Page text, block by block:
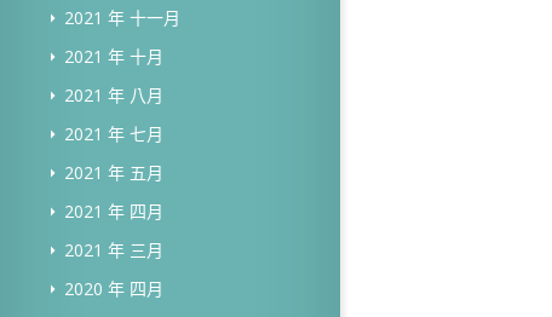
2021 年 十一月
2021 年 十月
2021 年 八月
2021 年 七月
2021 年 五月
2021 年 四月
2021 年 三月
2020 年 四月